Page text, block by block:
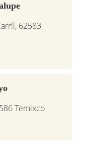
62583
Temixco